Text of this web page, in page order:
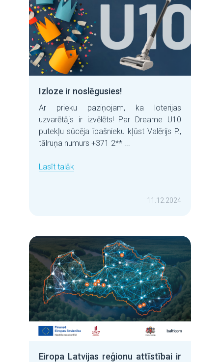
Izloze ir noslēgusies!
Ar prieku paziņojam, ka loterijas
uzvarētājs ir izvēlēts! Par Dreame U10
putekļu sūcēja īpašnieku kļūst Valērijs P.,
tālruņa numurs +371 2** ...
Lasīt talāk
11.12.2024
Eiropa Latvijas reģionu attīstībai ir